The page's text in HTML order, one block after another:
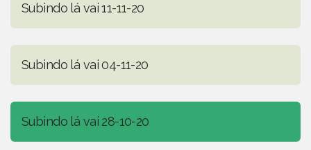
Subindo lá vai 11-11-20
Subindo lá vai 04-11-20
Subindo lá vai 28-10-20